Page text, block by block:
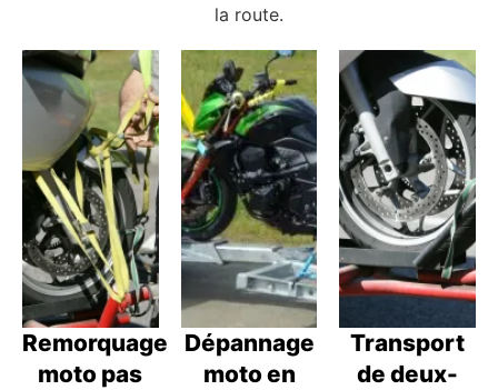
la route.
Remorquage
moto pas
Dépannage
moto en
Transport
de deux-